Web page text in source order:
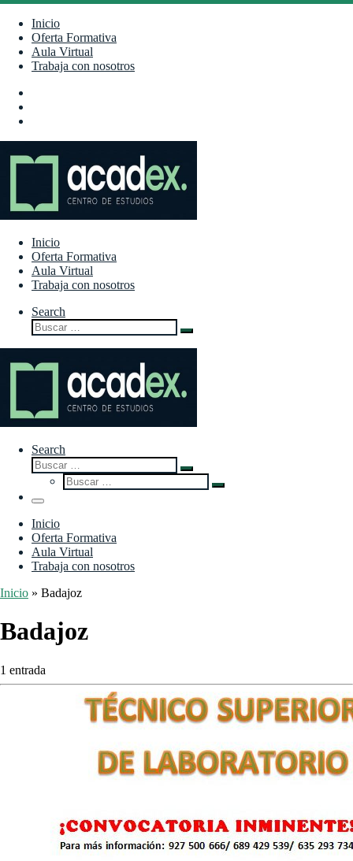
Saltar
contenido
Inicio
Oferta Formativa
Aula Virtual
Trabaja con nosotros
Inicio
Oferta Formativa
Aula Virtual
Trabaja con nosotros
Search
Buscar
Buscar
…
Search
Buscar
Buscar
…
Buscar
Buscar
Menú
Inicio
Oferta Formativa
Aula Virtual
Trabaja con nosotros
Inicio » Badajoz
Badajoz
1 entrada